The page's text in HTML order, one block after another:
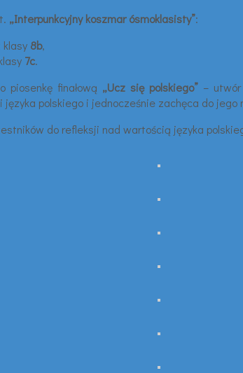
„Interpunkcyjny koszmar ósmoklasisty”:
klasy 8b,
7c.
piosenkę finałową „Ucz się polskiego” –
polskiego i jednocześnie zachęca do jego
do refleksji nad wartością języka